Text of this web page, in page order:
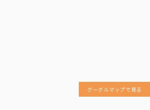
グーグルマップで見る